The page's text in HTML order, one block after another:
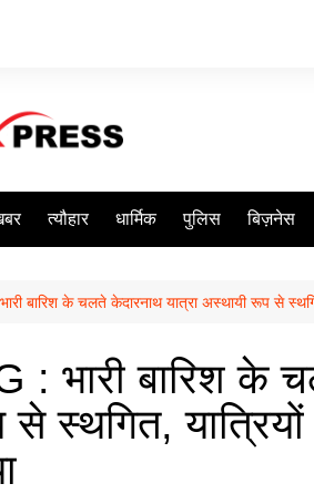
त्यौहार धार्मिक पुलिस बिज़नेस
बारिश के चलते केदारनाथ यात्रा अस्थायी रूप से
: भारी बारिश के
स्थगित, यात्रियों